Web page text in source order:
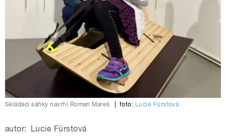
Skládací sáňky navrhl Roman Mareš foto: Lucie Fürstová
autor: Lucie Fürstová